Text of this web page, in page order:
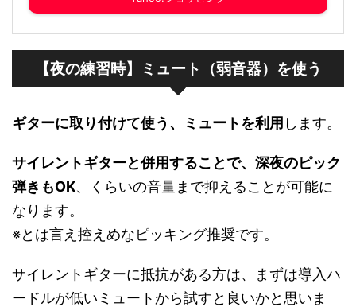
【夜の練習時】ミュート（弱音器）を使う
ギターに取り付けて使う、ミュートを利用 します。
サイレントギターと併用することで、深夜のピック
弾きもOK、くらいの音量まで抑えることが可能に
なります。
※とは言え控えめなピッキング推奨です。
サイレントギターに抵抗がある方は、まずは導入ハ
ードルが低いミュートから試すと良いかと思いま